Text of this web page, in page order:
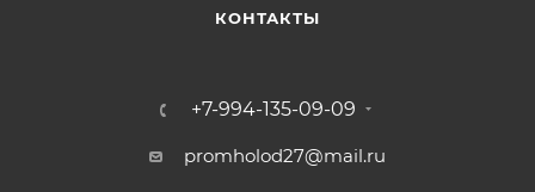
КОНТАКТЫ
+7-994-135-09-09
promholod27@mail.ru